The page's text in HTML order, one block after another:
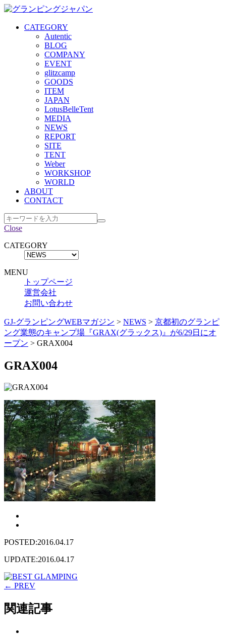
CATEGORY
Autentic
BLOG
COMPANY
EVENT
glitzcamp
GOODS
ITEM
JAPAN
LotusBelleTent
MEDIA
NEWS
REPORT
SITE
TENT
Weber
WORKSHOP
WORLD
ABOUT
CONTACT
Close
CATEGORY
MENU
トップページ
運営会社
お問い合わせ
GJ-グランピングWEBマガジン > NEWS > 京都初のグランピ
ング業態のキャンプ場『GRAX(グラックス)』が6/29日にオ
ープン > GRAX004
GRAX004
POSTED:2016.04.17
UPDATE:2016.04.17
← PREV
関連記事